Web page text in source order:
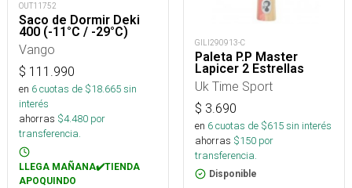
OUT11752
Saco de Dormir Deki
400 (-11°C / -29°C)
Vango
$ 111.990
en 6cuotas de $18.665sin
interés
ahorras $4.480 por
transferencia.
LLEGA MAÑANA✔️TIENDA
APOQUINDO
GILI290913-C
Paleta P.P Master
Lapicer 2 Estrellas
Uk Time Sport
$ 3.690
en 6cuotas de $615sin interés
ahorras $150 por
transferencia.
Disponible